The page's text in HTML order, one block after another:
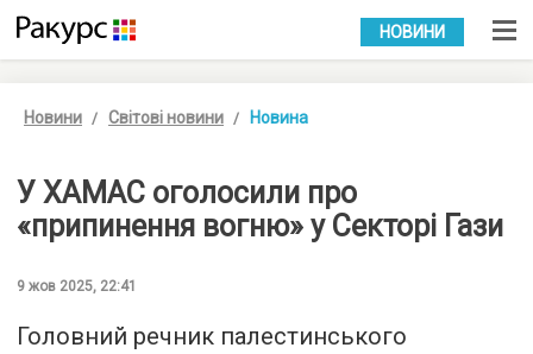
УКР РУС
НОВИНИ
Новини Світові новини Новина
У ХАМАС оголосили про
«припинення вогню» у Секторі Гази
9 жов 2025, 22:41
Головний речник палестинського